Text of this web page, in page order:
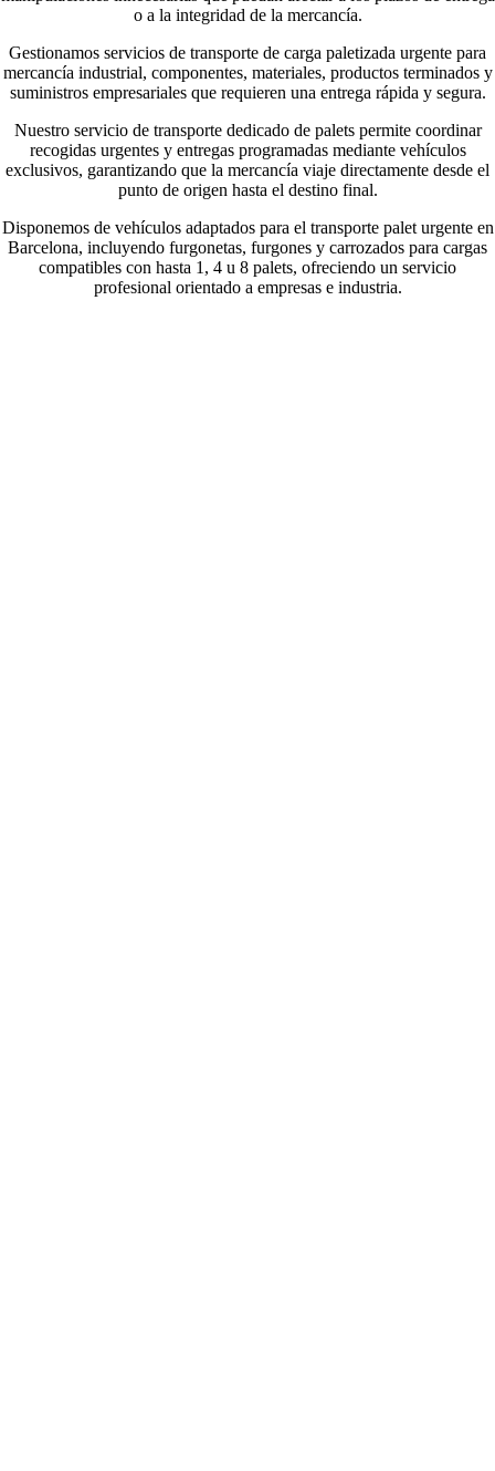
o a la integridad de la mercancía.
Gestionamos servicios de transporte de carga paletizada urgente para
mercancía industrial, componentes, materiales, productos terminados y
suministros empresariales que requieren una entrega rápida y segura.
Nuestro servicio de transporte dedicado de palets permite coordinar
recogidas urgentes y entregas programadas mediante vehículos
exclusivos, garantizando que la mercancía viaje directamente desde el
punto de origen hasta el destino final.
Disponemos de vehículos adaptados para el transporte palet urgente en
Barcelona, incluyendo furgonetas, furgones y carrozados para cargas
compatibles con hasta 1, 4 u 8 palets, ofreciendo un servicio
profesional orientado a empresas e industria.